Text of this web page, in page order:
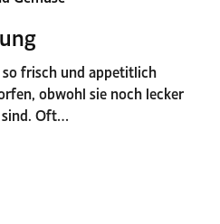
frisch und appetitlich
obwohl sie noch lecker
sind. Oft…